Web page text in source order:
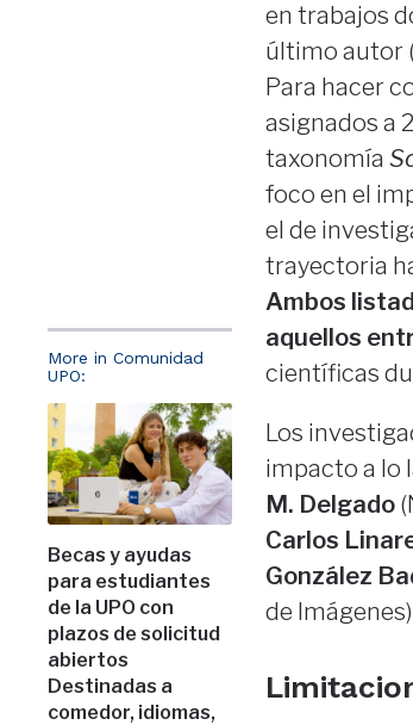
More in Comunidad
UPO:
Becas y ayudas
para estudiantes
de la UPO con
plazos de solicitud
abiertos
Destinadas a
comedor, idiomas,
en trabajos
último autor
Para hacer
asignados a
taxonomía
foco en el
el de
trayectoria
Ambos
aquellos
científicas
Los
impacto a lo
M. Delgado
Carlos
González
de